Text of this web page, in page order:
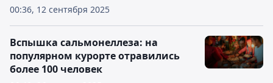
00:36, 12 сентября 2025
Вспышка сальмонеллеза: на
популярном курорте отравились
более 100 человек